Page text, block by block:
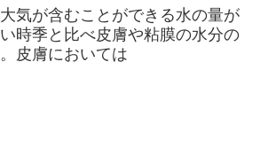
気が含むことができる水の量が
時季と比べ皮膚や粘膜の水分の
皮膚においては